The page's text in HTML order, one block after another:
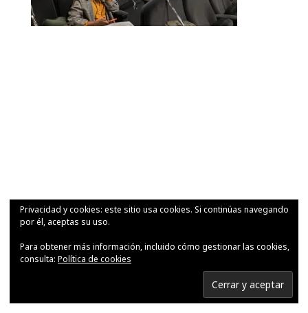
Privacidad y cookies: este sitio usa cookies. Si continúas navegando
por él, aceptas su uso.
Para obtener más información, incluido cómo gestionar las cookies,
consulta: Política de cookies